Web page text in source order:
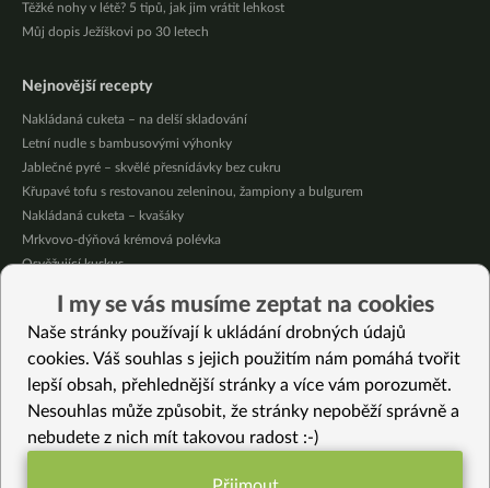
Těžké nohy v létě? 5 tipů, jak jim vrátit lehkost
Můj dopis Ježíškovi po 30 letech
Nejnovější recepty
Nakládaná cuketa – na delší skladování
Letní nudle s bambusovými výhonky
Jablečné pyré – skvělé přesnídávky bez cukru
Křupavé tofu s restovanou zeleninou, žampiony a bulgurem
Nakládaná cuketa – kvašáky
Mrkvovo-dýňová krémová polévka
Osvěžující kuskus
Nepečený jablečný dort s rybízem
Čokoládové muffiny s mangovým krémem
Vybrané recepty
Omáčka ze zeleniny a červené čočky se zázvorem
Lehký polentový předkrm
I my se vás musíme zeptat na cookies
Naše stránky používají k ukládání drobných údajů
cookies. Váš souhlas s jejich použitím nám pomáhá tvořit
lepší obsah, přehlednější stránky a více vám porozumět.
Nesouhlas může způsobit, že stránky nepoběží správně a
nebudete z nich mít takovou radost :-)